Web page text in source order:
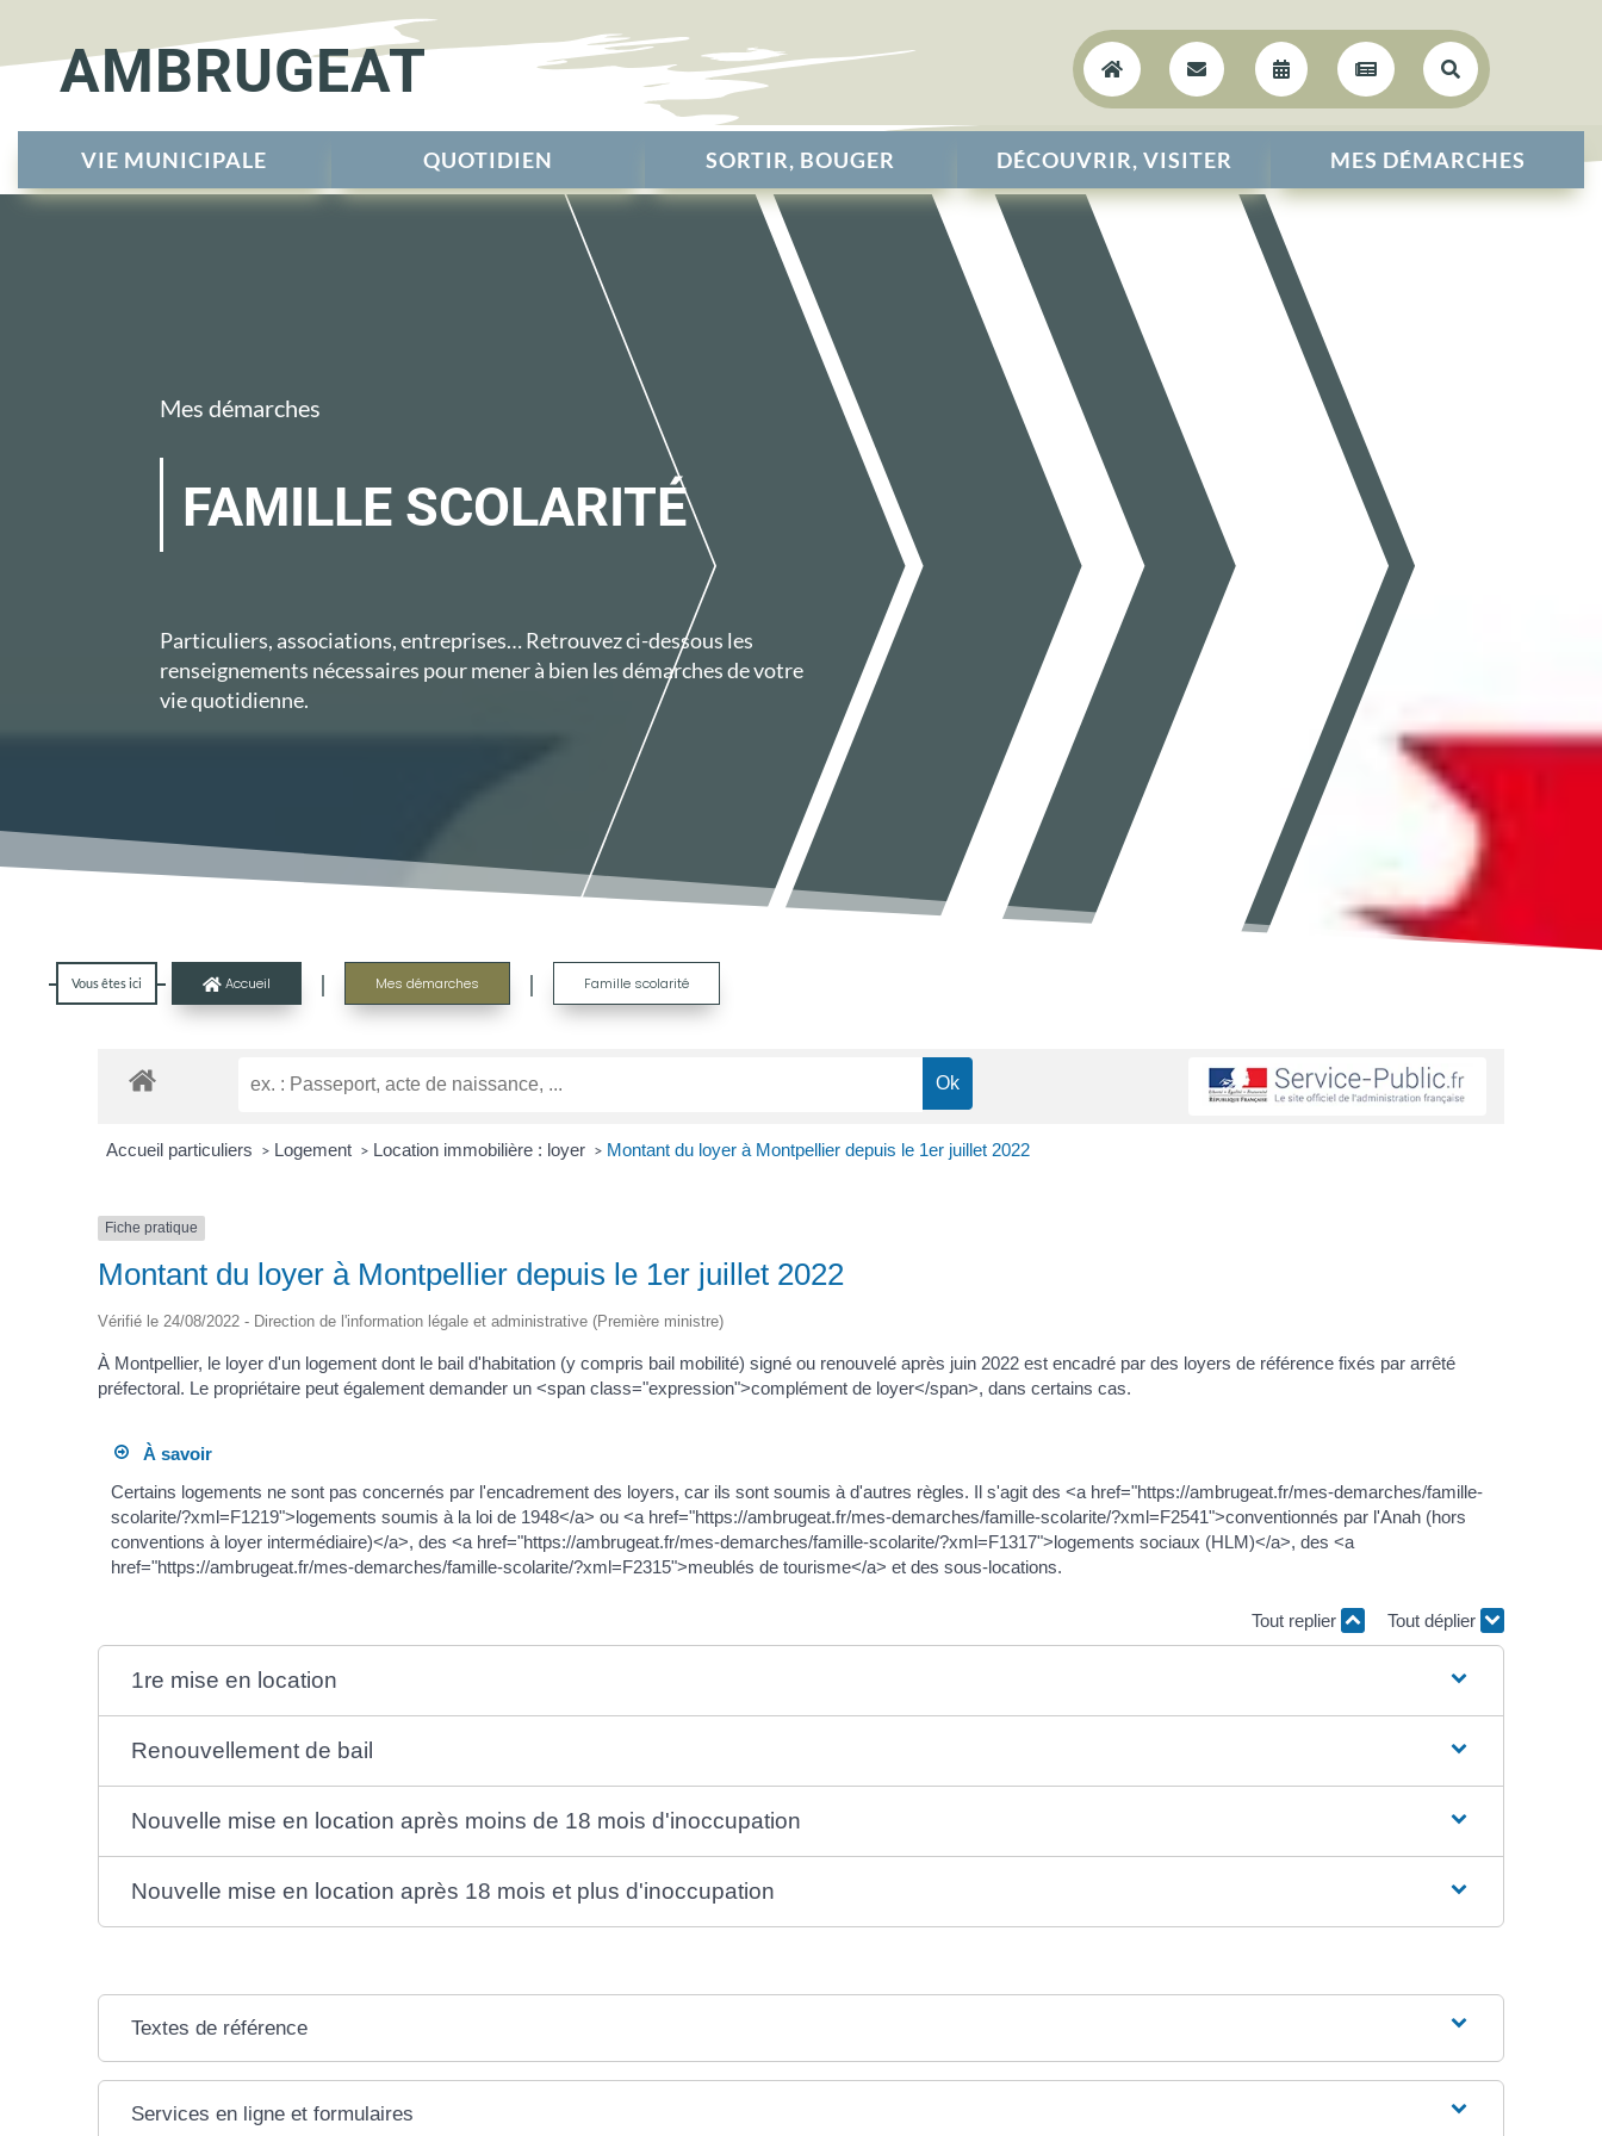
AMBRUGEAT     
VIE MUNICIPALE QUOTIDIEN SORTIR, BOUGER DÉCOUVRIR, VISITER MES DÉMARCHES
Mes démarches
FAMILLE SCOLARITÉ
Particuliers, associations, entreprises… Retrouvez ci-dessous les
renseignements nécessaires pour mener à bien les démarches de votre
vie quotidienne.
Vous êtes ici  Accueil | Mes démarches | Famille scolarité
Accueil particuliers > Logement > Location immobilière : loyer > Montant du loyer à Montpellier depuis le 1er juillet 2022
Fiche pratique
Montant du loyer à Montpellier depuis le 1er juillet 2022
Vérifié le 24/08/2022 - Direction de l'information légale et administrative (Première ministre)
À Montpellier, le loyer d'un logement dont le bail d'habitation (y compris bail mobilité) signé ou renouvelé après juin 2022 est encadré par des loyers de référence fixés par arrêté
préfectoral. Le propriétaire peut également demander un <span class="expression">complément de loyer</span>, dans certains cas.
À savoir
Certains logements ne sont pas concernés par l'encadrement des loyers, car ils sont soumis à d'autres règles. Il s'agit des <a href="https://ambrugeat.fr/mes-demarches/famille-
scolarite/?xml=F1219">logements soumis à la loi de 1948</a> ou <a href="https://ambrugeat.fr/mes-demarches/famille-scolarite/?xml=F2541">conventionnés par l'Anah (hors
conventions à loyer intermédiaire)</a>, des <a href="https://ambrugeat.fr/mes-demarches/famille-scolarite/?xml=F1317">logements sociaux (HLM)</a>, des <a
href="https://ambrugeat.fr/mes-demarches/famille-scolarite/?xml=F2315">meublés de tourisme</a> et des sous-locations.
Tout replier Tout déplier
1re mise en location
Renouvellement de bail
Nouvelle mise en location après moins de 18 mois d'inoccupation
Nouvelle mise en location après 18 mois et plus d'inoccupation
Textes de référence
Services en ligne et formulaires